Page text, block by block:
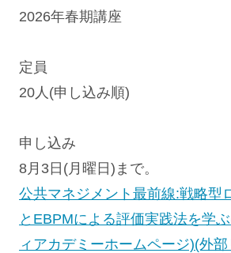
2026年春期講座
定員
20人(申し込み順)
申し込み
8月3日(月曜日)まで。
公共マネジメント最前線:戦略型
とEBPMによる評価実践法を学
ィアカデミーホームページ)(外